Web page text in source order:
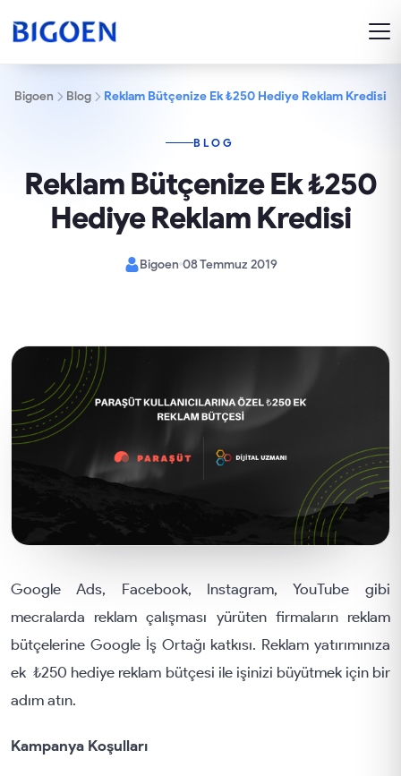
Bigoen Blog Reklam Bütçenize Ek ₺250 Hediye Reklam Kredisi
BLOG
Reklam Bütçenize Ek ₺250
Hediye Reklam Kredisi
Bigoen 08 Temmuz 2019
Google Ads, Facebook, Instagram, YouTube gibi
mecralarda reklam çalışması yürüten firmaların reklam
bütçelerine Google İş Ortağı katkısı. Reklam yatırımınıza
ek ₺250 hediye reklam bütçesi ile işinizi büyütmek için bir
adım atın.
Kampanya Koşulları